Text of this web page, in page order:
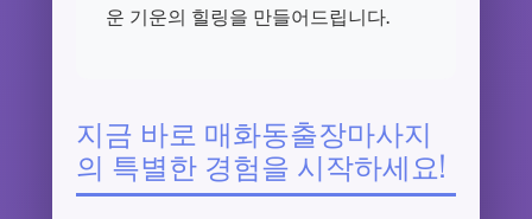
운 기운의 힐링을 만들어드립니다.
지금 바로 매화동출장마사지
의 특별한 경험을 시작하세요!